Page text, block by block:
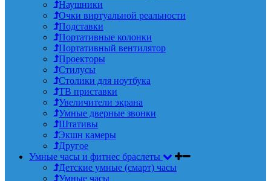
Наушники
Очки виртуальной реальности
Подставки
Портативные колонки
Портативный вентилятор
Проекторы
Стилусы
Столики для ноутбука
ТВ приставки
Увеличители экрана
Умные дверные звонки
Штативы
Экшн камеры
Другое
Умные часы и фитнес браслеты
Детские умные (смарт) часы
Умные часы